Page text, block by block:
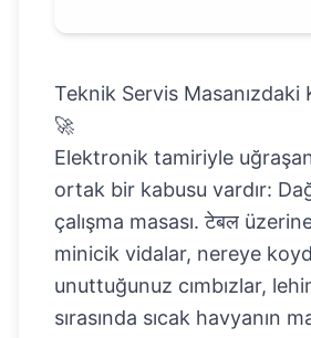
Teknik Servis Masanızdaki
🚀
Elektronik tamiriyle
ortak bir kabusu vardır:
çalışma masası. टेबल
minicik vidalar, nereye
unuttuğunuz cımbızlar,
sırasında sıcak havyanın